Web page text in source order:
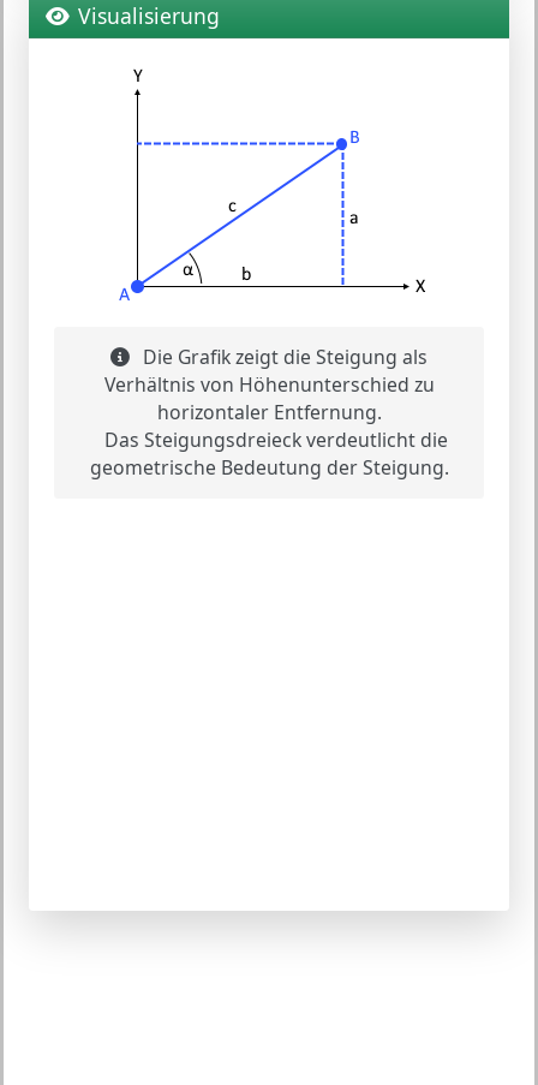
Visualisierung
Die Grafik zeigt die Steigung als
Verhältnis von Höhenunterschied zu
horizontaler Entfernung.
Das Steigungsdreieck verdeutlicht die
geometrische Bedeutung der Steigung.